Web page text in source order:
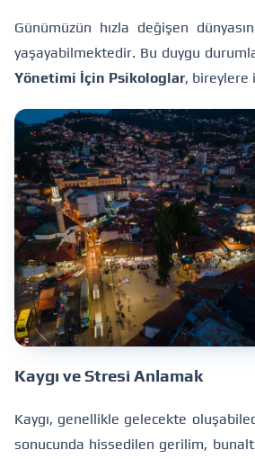
Günümüzün hızla değişen
yaşayabilmektedir. Bu duygu
Yönetimi İçin Psikologlar, bireylere
Kaygı ve Stresi Anlamak
Kaygı, genellikle gelecekte
sonucunda hissedilen gerilim,